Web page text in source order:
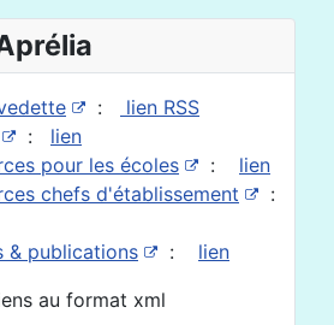
:
lien RSS
: lien
pour les écoles
: lien
chefs d'établissement
:
& publications
: lien
au format xml